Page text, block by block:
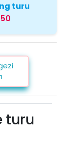
turu
turu